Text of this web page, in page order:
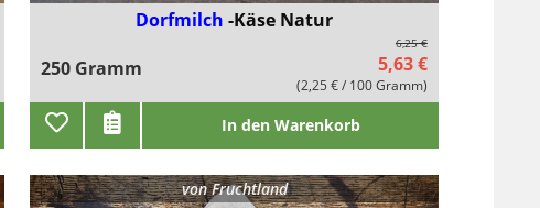
Dorfmilch-Käse Natur
250 Gramm
6,25 €
5,63 €
(2,25 € / 100 Gramm)
In den Warenkorb
vonFruchtland